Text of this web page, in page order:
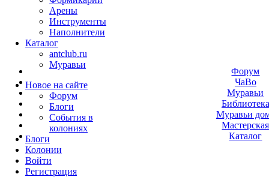
Арены
Инструменты
Наполнители
Каталог
antclub.ru
Муравьи
Новое на сайте
Форум
Блоги
События в
колониях
Блоги
Колонии
Войти
Peгиcтpaция
Форум
ЧаВо
Муравьи
Библиотека
Муравьи
Мастерская
Каталог